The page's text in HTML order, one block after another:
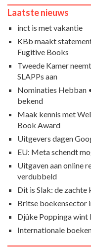
Laatste nieuws
inct is met vakantie
KBb maakt
Fugitive Books
Tweede Kamer
SLAPPs aan
Nominaties Hebban
bekend
Maak kennis met
Book Award
Uitgevers dagen
EU: Meta schendt
Uitgaven aan online
verdubbeld
Dit is Slak: de
Britse boekensector
Djûke Poppinga
Internationale